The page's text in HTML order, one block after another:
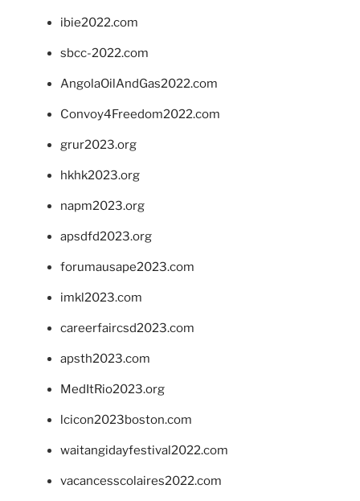
ibie2022.com
sbcc-2022.com
AngolaOilAndGas2022.com
Convoy4Freedom2022.com
grur2023.org
hkhk2023.org
napm2023.org
apsdfd2023.org
forumausape2023.com
imkl2023.com
careerfaircsd2023.com
apsth2023.com
MedItRio2023.org
lcicon2023boston.com
waitangidayfestival2022.com
vacancesscolaires2022.com